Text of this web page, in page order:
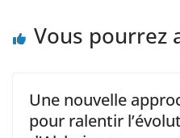
Vous pourrez
Une nouvelle
pour ralentir